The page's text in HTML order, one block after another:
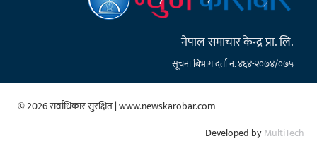
नेपाल समाचार केन्द्र प्रा. लि.
सूचना बिभाग दर्ता नं. ४६४-२०७४/०७५
© 2026 सर्वाधिकार सुरक्षित | www.newskarobar.com
Developed byMultiTech